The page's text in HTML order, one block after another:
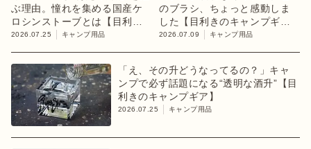
ぶ理由。憧れを集める国産ケ
ロシンストーブとは【目利き
のキャンプギア】
2026.07.25 キャンプ用品
のブラシ、ちょっと感動しま
した【目利きのキャンプギ
ア】
2026.07.09 キャンプ用品
「え、その升どうなってるの？」キャ
ンプで必ず話題になる“透明な酒升”【目
利きのキャンプギア】
2026.07.25 キャンプ用品